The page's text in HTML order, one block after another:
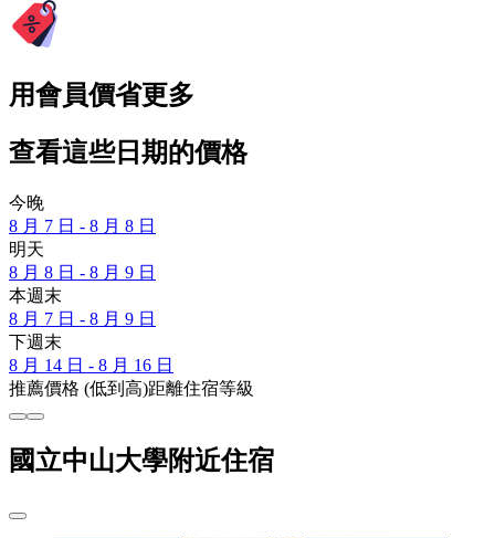
用會員價省更多
查看這些日期的價格
今晚
8 月 7 日 - 8 月 8 日
明天
8 月 8 日 - 8 月 9 日
本週末
8 月 7 日 - 8 月 9 日
下週末
8 月 14 日 - 8 月 16 日
推薦價格 (低到高)距離住宿等級
國立中山大學附近住宿